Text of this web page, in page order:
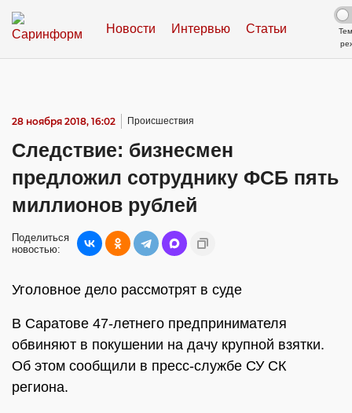
Новости Интервью Статьи
28 ноября 2018, 16:02 Происшествия
Следствие: бизнесмен
предложил сотруднику ФСБ пять
миллионов рублей
Поделиться
новостью:
Уголовное дело рассмотрят в суде
В Саратове 47-летнего предпринимателя
обвиняют в покушении на дачу крупной взятки.
Об этом сообщили в пресс-службе СУ СК
региона.